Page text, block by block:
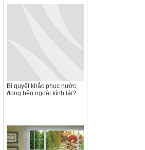
Bí quyết khắc phục nước
đọng bên ngoài kính lái?